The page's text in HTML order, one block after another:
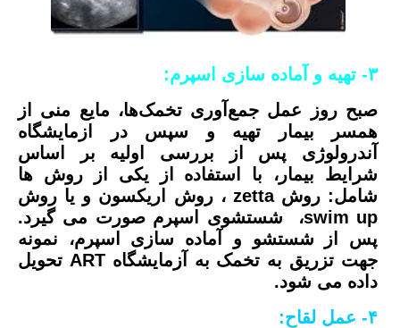
۳- تهیه و آماده سازی اسپرم:
صبح روز عمل جمع‌آوری تخمک‌ها، مایع منی از
همسر بیمار تهیه و سپس در ازمایشگاه
آندرولوژی پس از بررسی اولیه بر اساس
شرایط بیمار، با استفاده از یکی از روش ها
شامل: روش zetta ، روش اریکسون و یا روش
swim up، شستشوی اسپرم صورت می گیرد.
پس از شستشو و آماده سازی اسپرم، نمونه
جهت تزریق به تخمک به آزمایشگاه ART تحویل
داده می شود.
۴- عمل لقاح: